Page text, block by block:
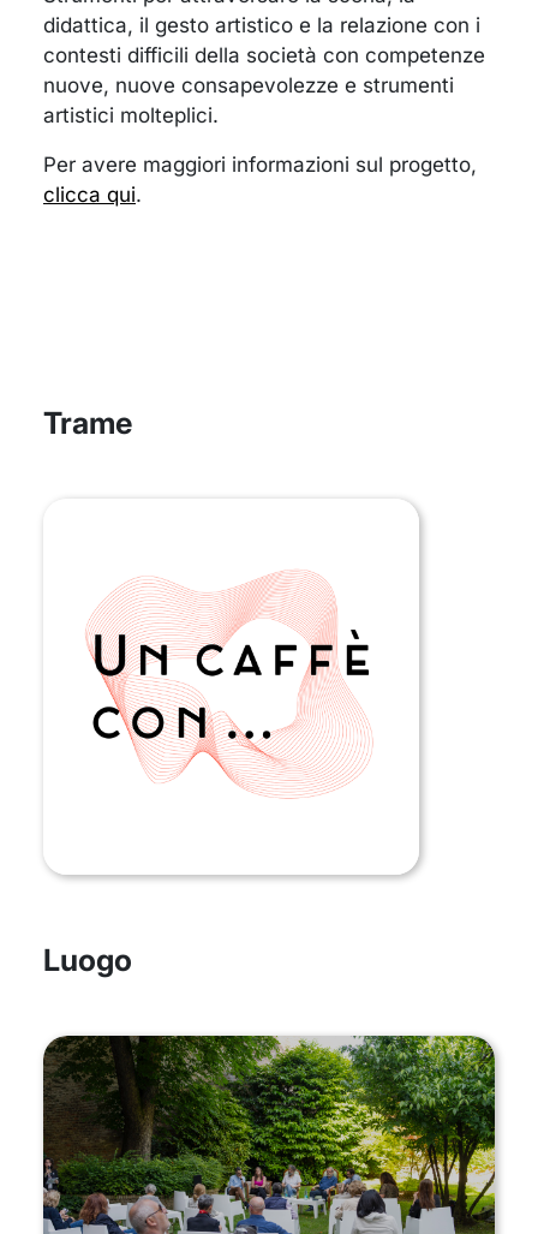
didattica, il gesto artistico e la relazione con i
contesti difficili della società con competenze
nuove, nuove consapevolezze e strumenti
artistici molteplici.
Per avere maggiori informazioni sul progetto,
clicca qui.
Trame
Luogo